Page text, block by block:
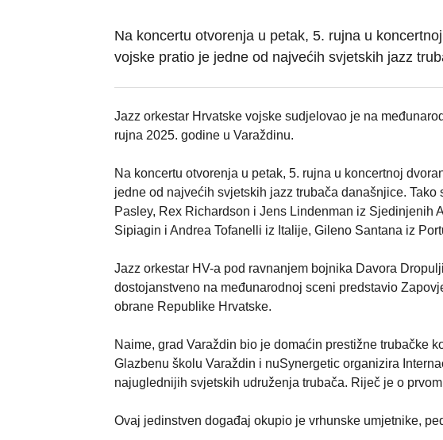
Na koncertu otvorenja u petak, 5. rujna u
vojske pratio je jedne od najvećih svjetskih jazz
Jazz orkestar Hrvatske vojske sudjelovao je na
rujna 2025. godine u Varaždinu.
Na koncertu otvorenja u petak, 5. rujna u koncertnoj
jedne od najvećih svjetskih jazz trubača današnjice.
Pasley, Rex Richardson i Jens Lindenman iz Sjedinjenih
Sipiagin i Andrea Tofanelli iz Italije, Gileno Santana iz
Jazz orkestar HV-a pod ravnanjem bojnika Davora
dostojanstveno na međunarodnoj sceni predstavio
obrane Republike Hrvatske.
Naime, grad Varaždin bio je domaćin prestižne trubačke
Glazbenu školu Varaždin i nuSynergetic organizira
najuglednijih svjetskih udruženja trubača. Riječ je o
Ovaj jedinstven događaj okupio je vrhunske umjetnike,